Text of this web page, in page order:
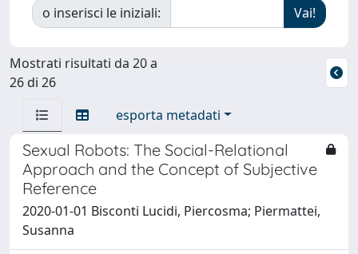
o inserisci le iniziali:
Mostrati risultati da 20 a
26 di 26
esporta metadati
Sexual Robots: The Social-Relational
Approach and the Concept of Subjective
Reference
2020-01-01 Bisconti Lucidi, Piercosma; Piermattei,
Susanna